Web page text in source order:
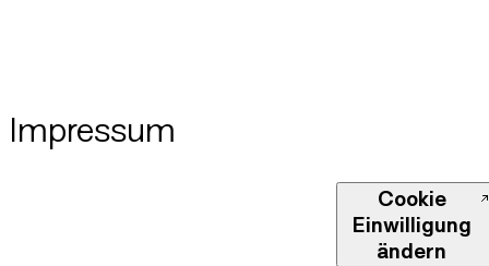
Impressum
Cookie
Einwilligung
ändern